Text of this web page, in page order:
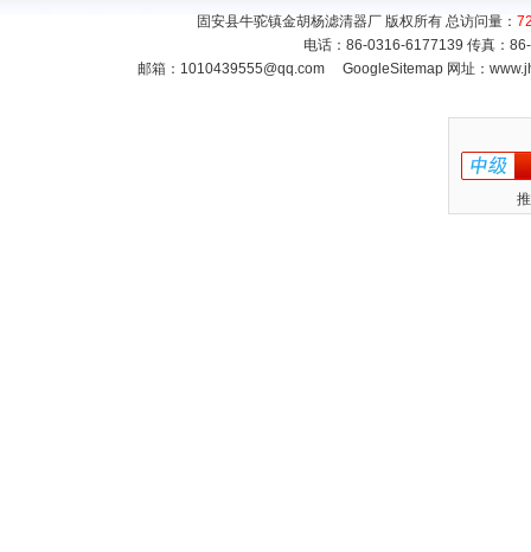
固安县牛驼镇金胡杨滤清器厂 版权所有 总访问量：
电话：86-0316-6177139 传真：
邮箱： 1010439555@qq.com GoogleSitemap网址：